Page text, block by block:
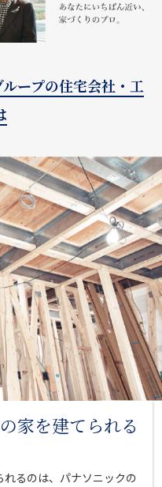
ープの住宅会社・工
家を建てられる
るのは、パナソニックの